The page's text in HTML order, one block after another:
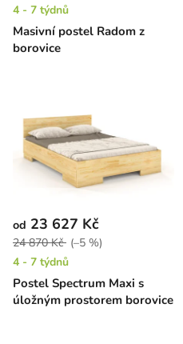
Masivní postel Radom z
borovice
4 - 7 týdnů
Postel Spectrum Maxi s
úložným prostorem borovice
od 23 627 Kč
24 870 Kč (–5 %)
4 - 7 týdnů